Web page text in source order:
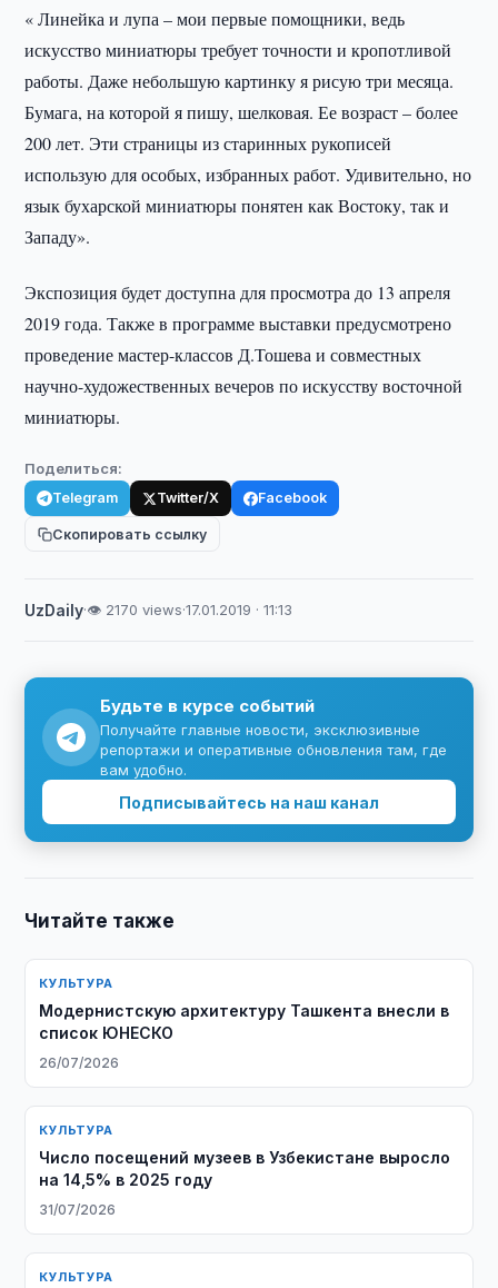
« Линейка и лупа – мои первые помощники, ведь
искусство миниатюры требует точности и кропотливой
работы. Даже небольшую картинку я рисую три месяца.
Бумага, на которой я пишу, шелковая. Ее возраст – более
200 лет. Эти страницы из старинных рукописей
использую для особых, избранных работ. Удивительно, но
язык бухарской миниатюры понятен как Востоку, так и
Западу».
Экспозиция будет доступна для просмотра до 13 апреля
2019 года. Также в программе выставки предусмотрено
проведение мастер-классов Д.Тошева и совместных
научно-художественных вечеров по искусству восточной
миниатюры.
Поделиться:
Telegram Twitter/X Facebook
Скопировать ссылку
UzDaily·👁 2170 views·17.01.2019 · 11:13
Будьте в курсе событий
Получайте главные новости, эксклюзивные
репортажи и оперативные обновления там, где
вам удобно.
Подписывайтесь на наш канал
Читайте также
КУЛЬТУРА
Модернистскую архитектуру Ташкента внесли в
список ЮНЕСКО
26/07/2026
КУЛЬТУРА
Число посещений музеев в Узбекистане выросло
на 14,5% в 2025 году
31/07/2026
КУЛЬТУРА